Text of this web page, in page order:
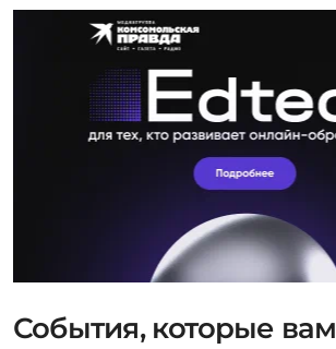
События, которые вам